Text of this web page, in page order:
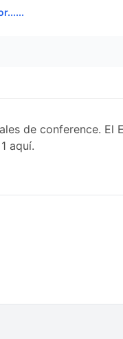
de conference. El
aquí.